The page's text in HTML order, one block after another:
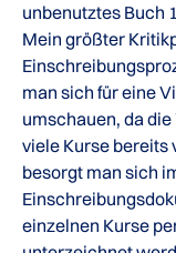
unbenutztes Buch
Mein größter
man sich für eine
umschauen, da
viele Kurse bereits
besorgt man sich
einzelnen Kurse